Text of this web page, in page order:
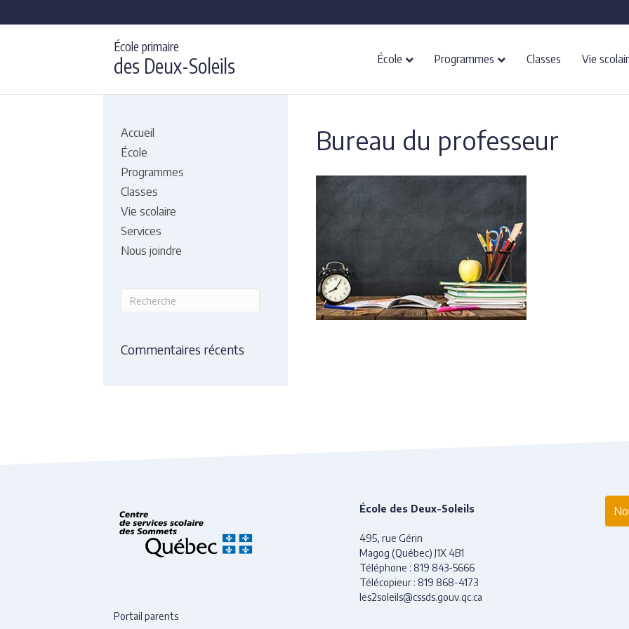
École primaire
des Deux-Soleils École Programmes Classes Vie
Accueil
École
Programmes
Classes
Vie scolaire
Services
Nous joindre
Commentaires récents
Bureau du professeur
Portail parents
École des Deux-Soleils
495, rue Gérin
Magog (Québec) J1X 4B1
Téléphone : 819 843-5666
Télécopieur : 819 868-4173
les2soleils@cssds.gouv.qc.ca